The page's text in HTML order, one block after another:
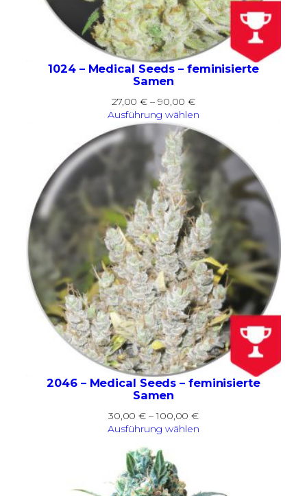
1024 – Medical Seeds – feminisierte
Samen
27,00€ – 90,00€Preisspanne:
27,00 €
bis
90,00 €
Ausführung wählen
2046 – Medical Seeds – feminisierte
Samen
30,00€ –100,00€Preisspanne:
30,00 €
Ausführung wählen